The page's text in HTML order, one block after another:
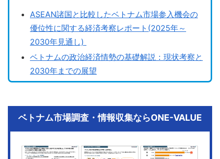
ASEAN諸国と比較したベトナム市場参入機会の
優位性に関する経済考察レポート(2025年～
2030年見通し)
ベトナムの政治経済情勢の基礎解説：現状考察と
2030年までの展望
ベトナム市場調査・情報収集ならONE-VALUE